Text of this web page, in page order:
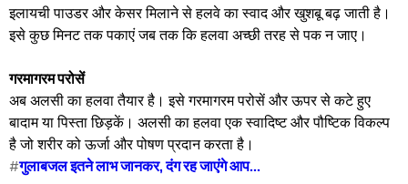
इलायची पाउडर और केसर मिलाने से हलवे का स्वाद और खुशबू बढ़ जाती है।
इसे कुछ मिनट तक पकाएं जब तक कि हलवा अच्छी तरह से पक न जाए।
गरमागरम परोसें
अब अलसी का हलवा तैयार है। इसे गरमागरम परोसें और ऊपर से कटे हुए
बादाम या पिस्ता छिड़कें। अलसी का हलवा एक स्वादिष्ट और पौष्टिक विकल्प
है जो शरीर को ऊर्जा और पोषण प्रदान करता है।
#गुलाबजल इतने लाभ जानकर, दंग रह जाएंगे आप...